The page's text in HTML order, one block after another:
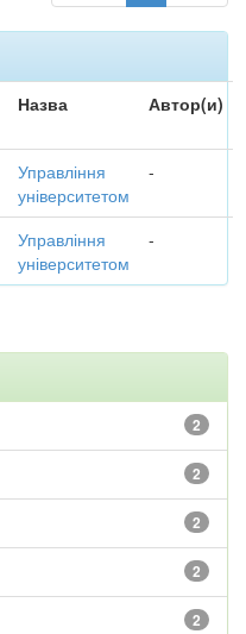
Назва Автор(и)
Управління
університетом
-
Управління
університетом
-
2
2
2
2
2